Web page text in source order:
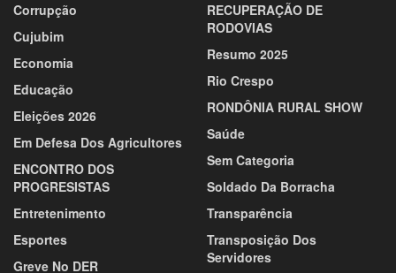
Corrupção
Cujubim
Economia
Educação
Eleições 2026
Em Defesa Dos Agricultores
ENCONTRO DOS
PROGRESISTAS
Entretenimento
Esportes
Greve No DER
RECUPERAÇÃO DE
RODOVIAS
Resumo 2025
Rio Crespo
RONDÔNIA RURAL SHOW
Saúde
Sem Categoria
Soldado Da Borracha
Transparência
Transposição Dos
Servidores